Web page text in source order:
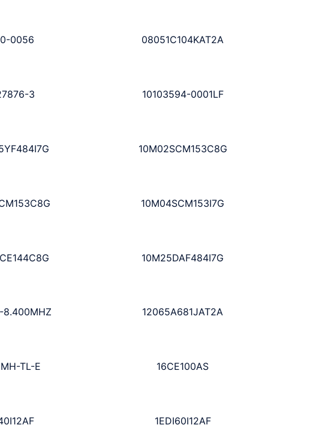
0056 08051C104KAT2A
3 10103594-0001LF
10M02SCM153C8G
10M04SCM153I7G
10M25DAF484I7G
8.400MHZ 12065A681JAT2A
TL-E 16CE100AS
1EDI60I12AF